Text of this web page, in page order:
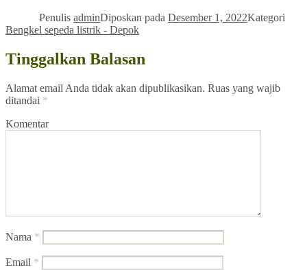
Penulis adminDiposkan pada Desember 1, 2022Kategori
Bengkel sepeda listrik - Depok
Tinggalkan Balasan
Alamat email Anda tidak akan dipublikasikan. Ruas yang wajib
ditandai *
Komentar
Nama *
Email *